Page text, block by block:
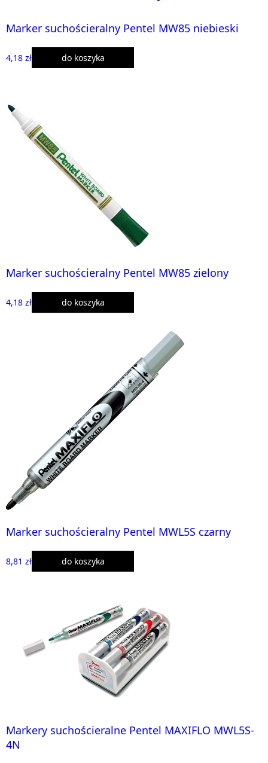
Marker suchościeralny Pentel MW85 niebieski
4,18 zł do koszyka
Marker suchościeralny Pentel MW85 zielony
4,18 zł do koszyka
Marker suchościeralny Pentel MWL5S czarny
8,81 zł do koszyka
Markery suchościeralne Pentel MAXIFLO MWL5S-
4N